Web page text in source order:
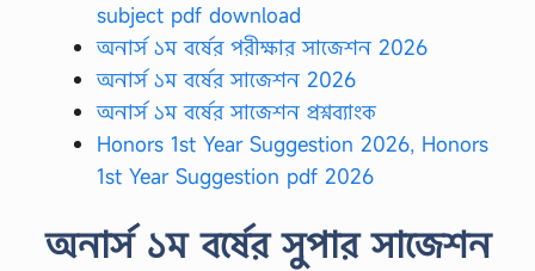
subject pdf download
অনার্স ১ম বর্ষের পরীক্ষার সাজেশন 2026
অনার্স ১ম বর্ষের সাজেশন 2026
অনার্স ১ম বর্ষের সাজেশন প্রশ্নব্যাংক
Honors 1st Year Suggestion 2026, Honors
1st Year Suggestion pdf 2026
অনার্স ১ম বর্ষের সুপার সাজেশন